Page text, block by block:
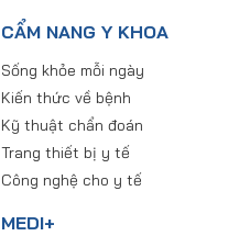
CẨM NANG Y KHOA
Sống khỏe mỗi ngày
Kiến thức về bệnh
Kỹ thuật chẩn đoán
Trang thiết bị y tế
Công nghệ cho y tế
MEDI+